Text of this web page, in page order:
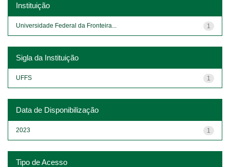
Instituição
1
Universidade Federal da Fronteira...
Sigla da Instituição
1
UFFS
Data de Disponibilização
1
2023
Tipo de Acesso